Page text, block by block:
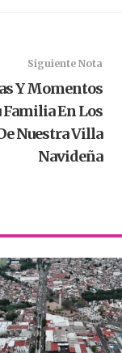
Siguiente Nota
Y Momentos
En Los
Nuestra Villa
Navideña